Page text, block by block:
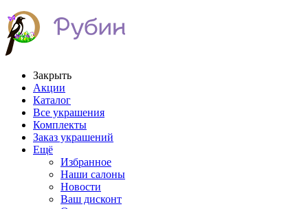
Закрыть
Акции
Каталог
Все украшения
Комплекты
Заказ украшений
Ещё
Избранное
Наши салоны
Новости
Ваш дисконт